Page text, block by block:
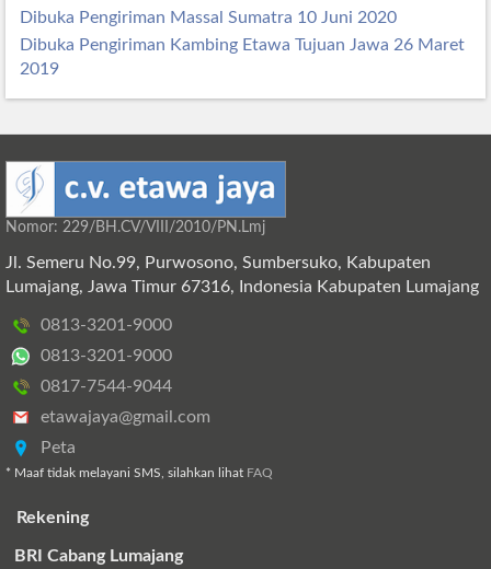
Dibuka Pengiriman Massal Sumatra 10 Juni 2020
Dibuka Pengiriman Kambing Etawa Tujuan Jawa 26 Maret
2019
Nomor: 229/BH.CV/VIII/2010/PN.Lmj
Jl. Semeru No.99, Purwosono, Sumbersuko, Kabupaten
Lumajang, Jawa Timur 67316, Indonesia Kabupaten Lumajang
0813-3201-9000
0813-3201-9000
0817-7544-9044
etawajaya@gmail.com
Peta
* Maaf tidak melayani SMS, silahkan lihat FAQ
Rekening
BRI Cabang Lumajang